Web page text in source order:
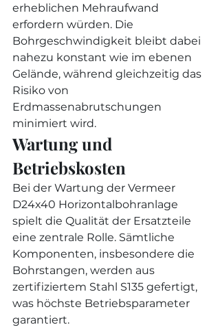
erheblichen Mehraufwand
erfordern würden. Die
Bohrgeschwindigkeit bleibt dabei
nahezu konstant wie im ebenen
Gelände, während gleichzeitig das
Risiko von
Erdmassenabrutschungen
minimiert wird.
Wartung und
Betriebskosten
Bei der Wartung der Vermeer
D24x40 Horizontalbohranlage
spielt die Qualität der Ersatzteile
eine zentrale Rolle. Sämtliche
Komponenten, insbesondere die
Bohrstangen, werden aus
zertifiziertem Stahl S135 gefertigt,
was höchste Betriebsparameter
garantiert.